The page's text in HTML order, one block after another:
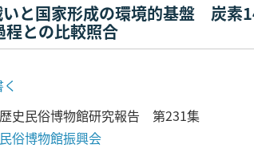
と国家形成の環境的基盤 炭素
程との比較照合
史民俗博物館研究報告 第231集
俗博物館振興会